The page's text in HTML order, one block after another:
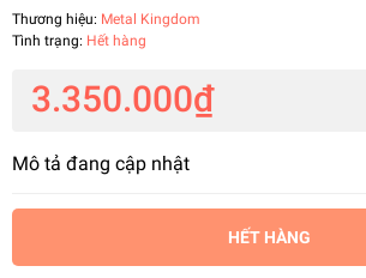
Thương hiệu: Metal Kingdom
Tình trạng: Hết hàng
3.350.000₫
Mô tả đang cập nhật
HẾT HÀNG